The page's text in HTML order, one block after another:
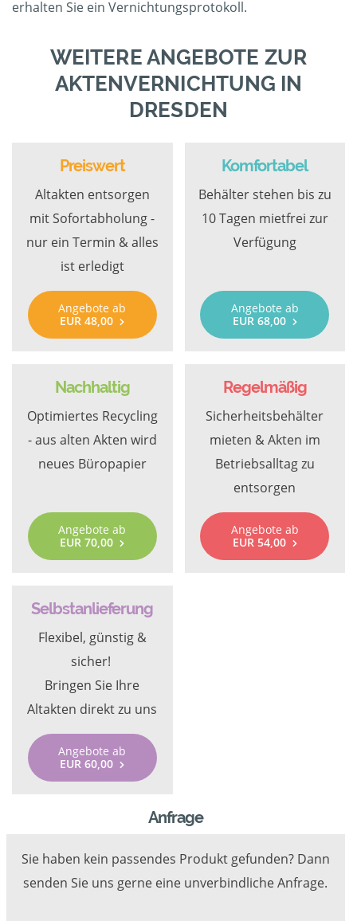
erhalten Sie ein Vernichtungsprotokoll.
WEITERE ANGEBOTE ZUR
AKTENVERNICHTUNG IN
DRESDEN
Preiswert
Altakten entsorgen
mit Sofortabholung -
nur ein Termin & alles
ist erledigt
Angebote ab
EUR 48,00
Komfortabel
Behälter stehen bis zu
10 Tagen mietfrei zur
Verfügung
Angebote ab
EUR 68,00
Nachhaltig
Optimiertes Recycling
- aus alten Akten wird
neues Büropapier
Angebote ab
EUR 70,00
Regelmäßig
Sicherheitsbehälter
mieten & Akten im
Betriebsalltag zu
entsorgen
Angebote ab
EUR 54,00
Selbstanlieferung
Flexibel, günstig &
sicher!
Bringen Sie Ihre
Altakten direkt zu uns
Angebote ab
EUR 60,00
Anfrage
Sie haben kein passendes Produkt gefunden? Dann
senden Sie uns gerne eine unverbindliche Anfrage.